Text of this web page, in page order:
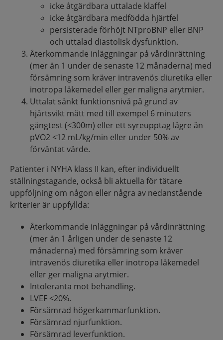
icke åtgärdbara uttalade klaffel​
icke åtgärdbara medfödda hjärtfel​
persisterade förhöjt NTproBNP eller BNP
och uttalad diastolisk dysfunktion. ​
Återkommande inläggningar på vårdinrättning
(mer än 1 under de senaste 12 månaderna) med
försämring som kräver intravenös diuretika eller
inotropa läkemedel eller ger maligna arytmier.​
Uttalat sänkt funktionsnivå på grund av
hjärtsvikt mätt med till exempel 6 minuters
gångtest (<300m) eller ett syreupptag lägre än
pVO2 <12 mL/kg/min eller under 50% av
förväntat värde.
Patienter i NYHA klass II kan, efter individuellt
ställningstagande, också bli aktuella för tätare
uppföljning om någon eller några av nedanstående
kriterier är uppfyllda:​
Återkommande inläggningar på vårdinrättning
(mer än 1 årligen under de senaste 12
månaderna) med försämring som kräver
intravenös diuretika eller inotropa läkemedel
eller ger maligna arytmier.​
Intoleranta mot behandling​.
LVEF <20%​.
Försämrad högerkammarfunktion​.
Försämrad njurfunktion​.
Försämrad leverfunktion.​